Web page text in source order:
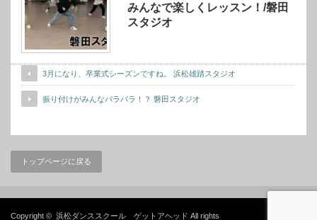
みんなで楽しくレッスン！/磐田
スタジオ
3月になり、卒業式シーズンですね。 浜松雄踏スタジオ
振り付けがみんなバラバラ！？ 磐田スタジオ
トップページに戻る
Copyright © 浜松ダンススクール ゲットアヘッド All rights